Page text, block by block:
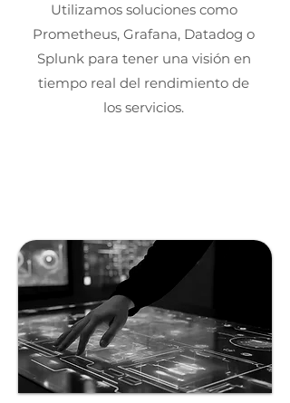
Utilizamos soluciones como
Prometheus, Grafana, Datadog o
Splunk para tener una visión en
tiempo real del rendimiento de
los servicios.